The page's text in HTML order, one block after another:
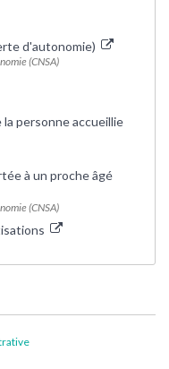
d'autonomie)
(CNSA)
personne accueillie
à un proche âgé
(CNSA)